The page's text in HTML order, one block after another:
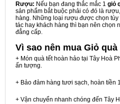
Rượu: Nếu bạn đang thắc mắc 1 giỏ
sản phẩm bắt buộc phải có đó là
hàng. Những loại rượu được chọn
tác hay khách hàng thì bạn nên chọn
đẳng cấp.
Vì sao nên mua Giỏ quà
+ Món quà tết hoàn hảo tại Tây Hoà
ấn tượng.
+ Bảo đảm hàng tươi sạch, hoàn tiền
+ Vận chuyển nhanh chóng đến Tây